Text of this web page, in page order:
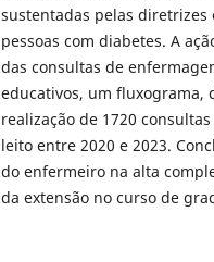
sustentadas pelas
pessoas com diabetes. A
das consultas de
educativos, um fluxograma,
realização de 1720
leito entre 2020 e 2023.
do enfermeiro na alta
da extensão no curso de